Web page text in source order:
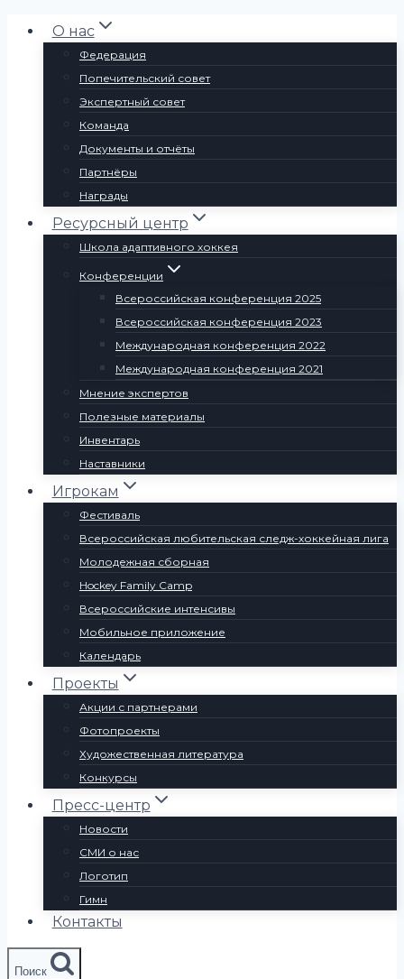
ПерейтиО нас
Федерация
Попечительский совет
Экспертный совет
Команда
Документы и отчёты
Партнёры
Награды
Ресурсный центр
Школа адаптивного хоккея
Конференции
Всероссийская конференция 2025
Всероссийская конференция 2023
Международная конференция 2022
Международная конференция 2021
Мнение экспертов
Полезные материалы
Инвентарь
Наставники
Игрокам
Фестиваль
Всероссийская любительская следж-хоккейная лига
Молодежная сборная
Hockey Family Camp
Всероссийские интенсивы
Мобильное приложение
Календарь
Проекты
Акции с партнерами
Фотопроекты
Художественная литература
Конкурсы
Пресс-центр
Новости
СМИ о нас
Логотип
Гимн
Контакты
Поиск